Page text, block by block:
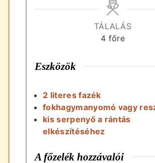
TÁLALÁS
4 főre
Eszközök
2 literes fazék
fokhagymanyomó vagy
kis serpenyő a rántás
elkészítéséhez
A főzelék hozzávalói